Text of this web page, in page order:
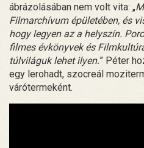
ábrázolásában nem volt vita: „
Filmarchívum épületében, és
hogy legyen az a helyszín.
filmes évkönyvek és
túlviláguk lehet ilyen.” Péter
egy lerohadt, szocreál
várótermeként.